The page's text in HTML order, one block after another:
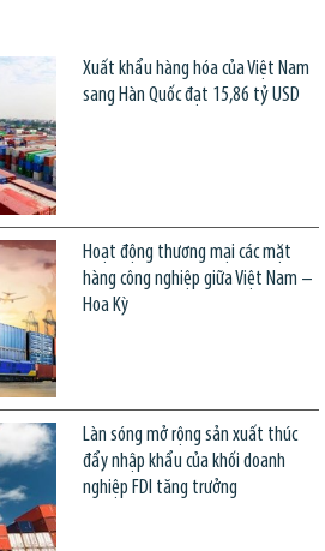
Xuất khẩu hàng hóa của Việt Nam
sang Hàn Quốc đạt 15,86 tỷ USD
Hoạt động thương mại các mặt
hàng công nghiệp giữa Việt Nam –
Hoa Kỳ
Làn sóng mở rộng sản xuất thúc
đẩy nhập khẩu của khối doanh
nghiệp FDI tăng trưởng